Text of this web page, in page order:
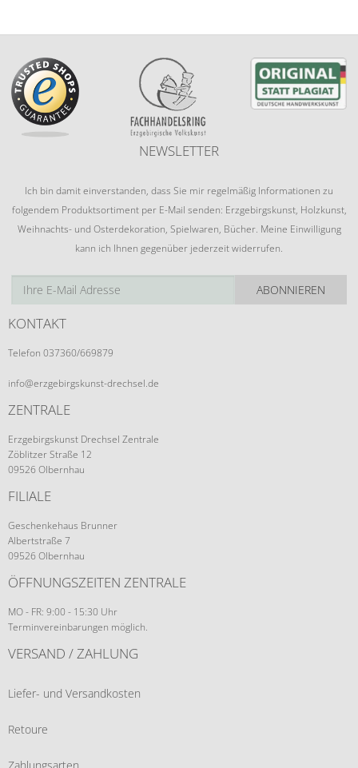
NEWSLETTER
Ich bin damit einverstanden, dass Sie mir regelmäßig Informationen zu
folgendem Produktsortiment per E-Mail senden: Erzgebirgskunst, Holzkunst,
Weihnachts- und Osterdekoration, Spielwaren, Bücher. Meine Einwilligung
kann ich Ihnen gegenüber jederzeit widerrufen.
ABONNIEREN
KONTAKT
Telefon 037360/669879
info@erzgebirgskunst-drechsel.de
ZENTRALE
Erzgebirgskunst Drechsel Zentrale
Zöblitzer Straße 12
09526 Olbernhau
FILIALE
Geschenkehaus Brunner
Albertstraße 7
09526 Olbernhau
ÖFFNUNGSZEITEN ZENTRALE
MO - FR: 9:00 - 15:30 Uhr
Terminvereinbarungen möglich.
VERSAND / ZAHLUNG
Liefer- und Versandkosten
Retoure
Zahlungsarten